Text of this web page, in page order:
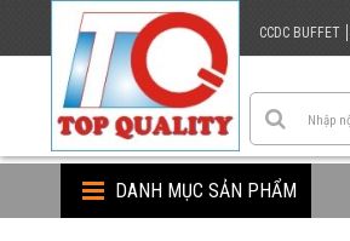
CCDC BUFFET
DANH MỤC SẢN PHẨM